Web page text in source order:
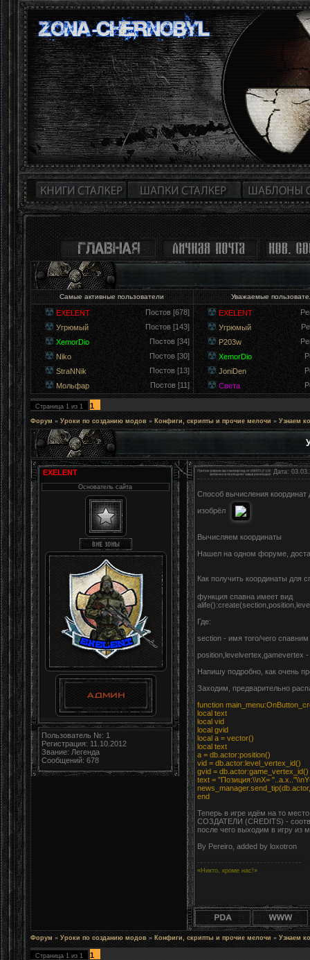
Самые активные пользователи Уважаемые
EXELENT
Постов [678]
Угрюмый
Постов [143]
XemorDio
Постов [34]
Niko
Постов [30]
StraNNik
Постов [13]
Мольфар
Постов [11]
EXELENT
Угрюмый
P203w
XemorDio
JoniDen
Света
Страница 1 из 1 1
Форум » Уроки по созданию модов » Конфиги, скрипты и прочие мелочи » Узнаем
EXELENT
Основатель сайта
Пользователь №: 1
Регистрация: 11.10.2012
Звание: Легенда
Сообщений: 678
Дата:
Способ вычисления
изобрёл
Вычисляем координаты
Нашел на одном форуме,
Как получить координаты для
функция спавна имеет вид
Где:
section - имя того/чего спавним
position,levelvertex,gamevertex
Напишу подробно, как очень
Заходим, предварительно
function
local text
local vid
local gvid
local a = vector()
local text
a = db.actor:position()
vid = db.actor:level_vertex_id()
gvid = db.actor:game_vertex_id()
text = "Позиция:\\nX=
end
Теперь в игре идём на то
СОЗДАТЕЛИ (CREDITS) -
после чего выходим в игру из
By Pereiro, added by loxotron
«Никто, кроме нас!»
Форум » Уроки по созданию модов » Конфиги, скрипты и прочие мелочи » Узнаем
Страница 1 из 1 1